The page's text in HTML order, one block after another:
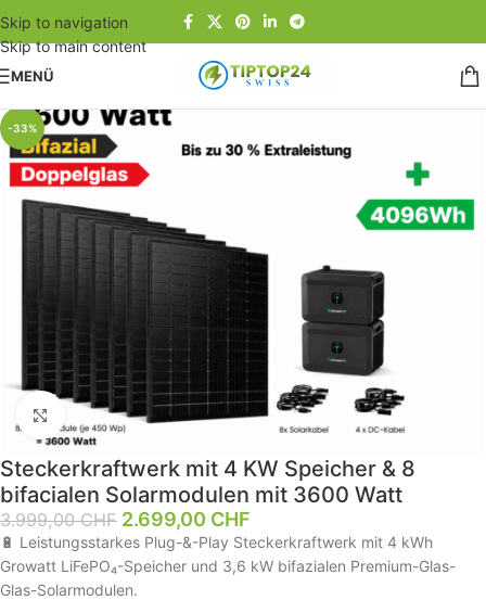
Skip to navigation
Skip to main content
MENÜ
Start/Speicherlösungen
-33%
Klick zum Vergrößern
Steckerkraftwerk mit 4 KW Speicher & 8
bifacialen Solarmodulen mit 3600 Watt
3.999,00CHF 2.699,00 CHF
🔋 Leistungsstarkes Plug-&-Play Steckerkraftwerk mit 4 kWh
Growatt LiFePO₄-Speicher und 3,6 kW bifazialen Premium-Glas-
Glas-Solarmodulen.